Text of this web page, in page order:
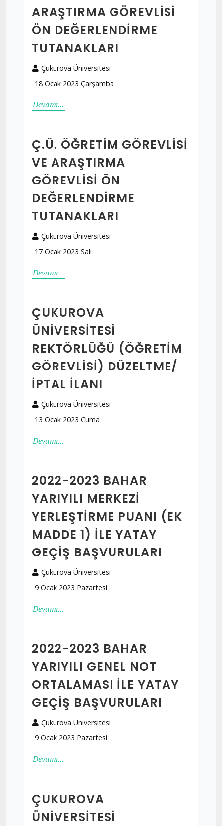
ARAŞTIRMA GÖREVLISI
ÖN DEĞERLENDIRME
TUTANAKLARI
Çukurova Üniversitesi
18 Ocak 2023 Çarşamba
Devamı...
Ç.Ü. ÖĞRETIM GÖREVLISI
VE ARAŞTIRMA
GÖREVLISI ÖN
DEĞERLENDIRME
TUTANAKLARI
Çukurova Üniversitesi
17 Ocak 2023 Salı
Devamı...
ÇUKUROVA
ÜNIVERSITESI
REKTÖRLÜĞÜ (ÖĞRETIM
GÖREVLISI) DÜZELTME/
İPTAL İLANI
Çukurova Üniversitesi
13 Ocak 2023 Cuma
Devamı...
2022-2023 BAHAR
YARIYILI MERKEZI
YERLEŞTIRME PUANI (EK
MADDE 1) İLE YATAY
GEÇIŞ BAŞVURULARI
Çukurova Üniversitesi
9 Ocak 2023 Pazartesi
Devamı...
2022-2023 BAHAR
YARIYILI GENEL NOT
ORTALAMASI ILE YATAY
GEÇIŞ BAŞVURULARI
Çukurova Üniversitesi
9 Ocak 2023 Pazartesi
Devamı...
ÇUKUROVA
ÜNİVERSİTESİ